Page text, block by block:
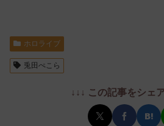
ホロライブ
兎田ぺこら
↓↓↓ この記事をシェ